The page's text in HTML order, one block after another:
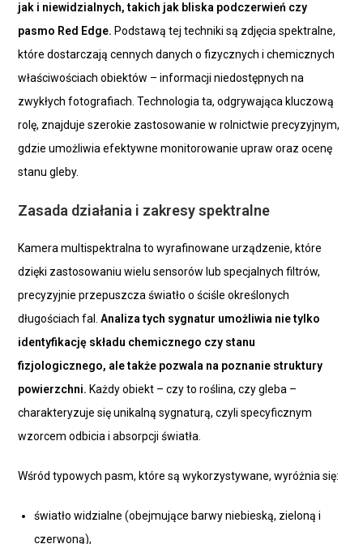
jak i niewidzialnych, takich jak bliska podczerwień czy
pasmo Red Edge. Podstawą tej techniki są zdjęcia spektralne,
które dostarczają cennych danych o fizycznych i chemicznych
właściwościach obiektów – informacji niedostępnych na
zwykłych fotografiach. Technologia ta, odgrywająca kluczową
rolę, znajduje szerokie zastosowanie w rolnictwie precyzyjnym,
gdzie umożliwia efektywne monitorowanie upraw oraz ocenę
stanu gleby.
Zasada działania i zakresy spektralne
Kamera multispektralna to wyrafinowane urządzenie, które
dzięki zastosowaniu wielu sensorów lub specjalnych filtrów,
precyzyjnie przepuszcza światło o ściśle określonych
długościach fal.Analiza tych sygnatur umożliwia nie tylko
identyfikację składu chemicznego czy stanu
fizjologicznego, ale także pozwala na poznanie struktury
powierzchni. Każdy obiekt – czy to roślina, czy gleba –
charakteryzuje się unikalną sygnaturą, czyli specyficznym
wzorcem odbicia i absorpcji światła.
Wśród typowych pasm, które są wykorzystywane, wyróżnia się:
światło widzialne (obejmujące barwy niebieską, zieloną i
czerwoną),